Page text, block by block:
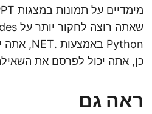
Python באמצעות .NET, אתה יכול לבקר ב
כן, אתה יכול לפרסם את
ראה גם